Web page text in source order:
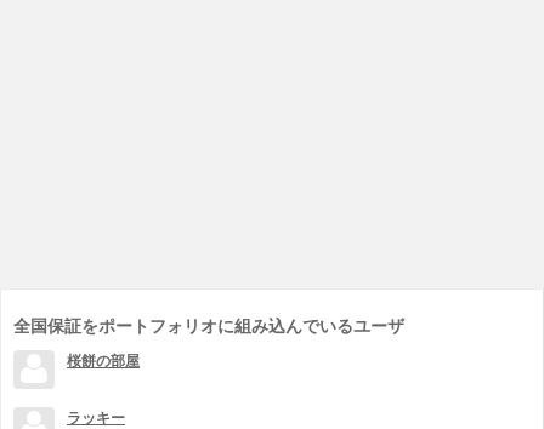
全国保証をポートフォリオに組み込んでいるユーザ
桜餅の部屋
ラッキー